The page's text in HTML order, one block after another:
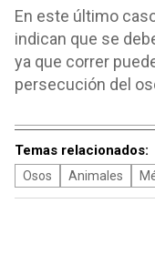
En este último
indican que se
ya que correr
persecución del
Temas relacionados:
Osos Animales